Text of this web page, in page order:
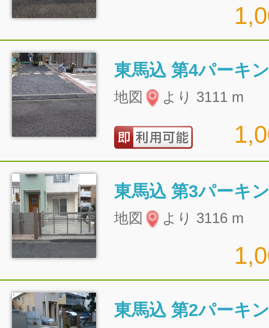
東馬込 第4パーキ
地図 より 3111 m
東馬込 第3パーキ
地図 より 3116 m
東馬込 第2パーキ